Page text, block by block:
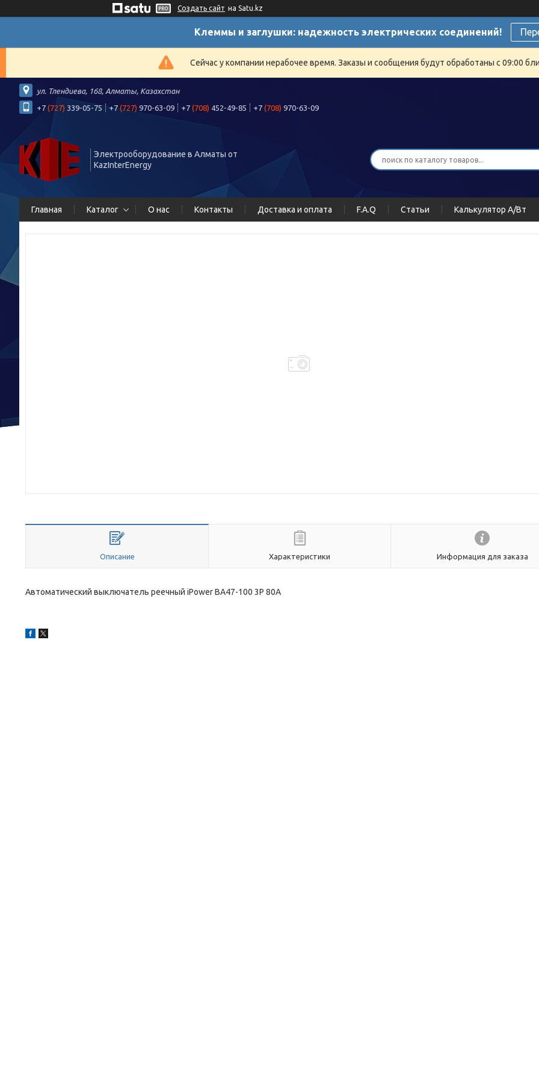
Создать сайт на Satu.kz
Клеммы и заглушки: надежность электрических соединений!
Сейчас у компании нерабочее время. Заказы и сообщения будут обработаны с 09:00
ул. Тлендиева, 168, Алматы, Казахстан
+7 (727) 339-05-75 +7 (727) 970-63-09 +7 (708) 452-49-85 +7 (708) 970-63-09
Электрооборудование в Алматы от
KazInterEnergy
Главная Каталог О нас Контакты Доставка и оплата F.A.Q Статьи Калькулятор А/Вт
Описание Характеристики Информация для заказа
Автоматический выключатель реечный iPower ВА47-100 3Р 80А